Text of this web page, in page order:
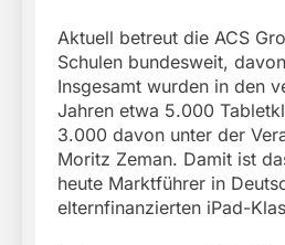
Aktuell betreut die ACS
Schulen bundesweit,
Insgesamt wurden in den
Jahren etwa 5.000
3.000 davon unter der
Moritz Zeman. Damit ist
heute Marktführer in
elternfinanzierten iPad-